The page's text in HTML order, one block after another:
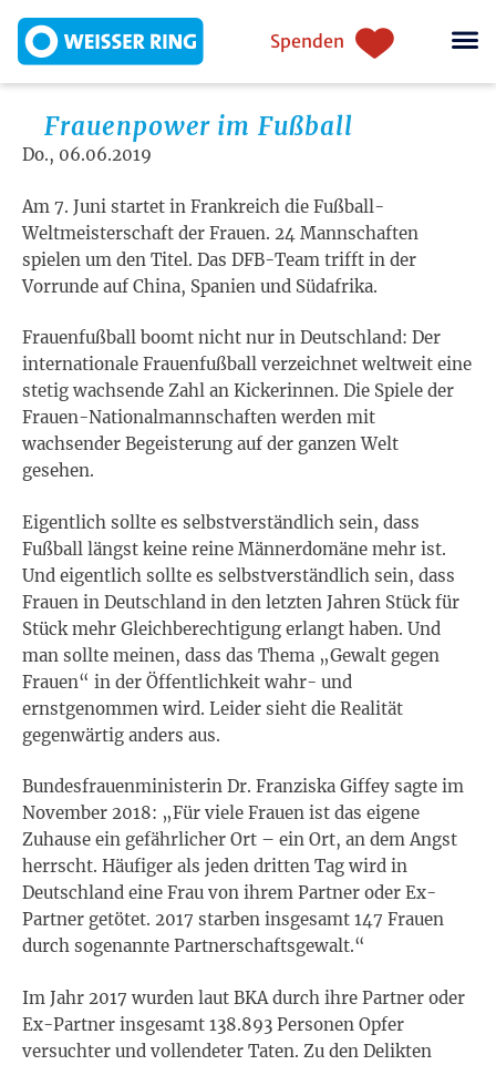
Spenden
Frauenpower im Fußball
Do., 06.06.2019
Am 7. Juni startet in Frankreich die Fußball-
Weltmeisterschaft der Frauen. 24 Mannschaften
spielen um den Titel. Das DFB-Team trifft in der
Vorrunde auf China, Spanien und Südafrika.
Frauenfußball boomt nicht nur in Deutschland: Der
internationale Frauenfußball verzeichnet weltweit eine
stetig wachsende Zahl an Kickerinnen. Die Spiele der
Frauen-Nationalmannschaften werden mit
wachsender Begeisterung auf der ganzen Welt
gesehen.
Eigentlich sollte es selbstverständlich sein, dass
Fußball längst keine reine Männerdomäne mehr ist.
Und eigentlich sollte es selbstverständlich sein, dass
Frauen in Deutschland in den letzten Jahren Stück für
Stück mehr Gleichberechtigung erlangt haben. Und
man sollte meinen, dass das Thema „Gewalt gegen
Frauen“ in der Öffentlichkeit wahr- und
ernstgenommen wird. Leider sieht die Realität
gegenwärtig anders aus.
Bundesfrauenministerin Dr. Franziska Giffey sagte im
November 2018: „Für viele Frauen ist das eigene
Zuhause ein gefährlicher Ort – ein Ort, an dem Angst
herrscht. Häufiger als jeden dritten Tag wird in
Deutschland eine Frau von ihrem Partner oder Ex-
Partner getötet. 2017 starben insgesamt 147 Frauen
durch sogenannte Partnerschaftsgewalt.“
Im Jahr 2017 wurden laut BKA durch ihre Partner oder
Ex-Partner insgesamt 138.893 Personen Opfer
versuchter und vollendeter Taten. Zu den Delikten